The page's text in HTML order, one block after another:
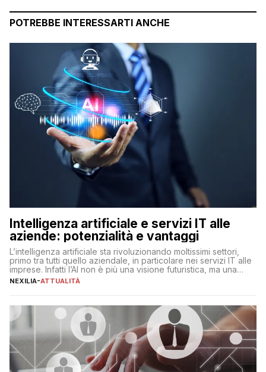
POTREBBE INTERESSARTI ANCHE
Intelligenza artificiale e servizi IT alle
aziende: potenzialità e vantaggi
L’intelligenza artificiale sta rivoluzionando moltissimi settori,
primo tra tutti quello aziendale, in particolare nei servizi IT alle
imprese. Infatti l’AI non è più una visione futuristica, ma una
realtà operativa che sta portando a un cambio significativo in
operazioni, bensì comporta […]
NEXILIA-ATTUALITÀ